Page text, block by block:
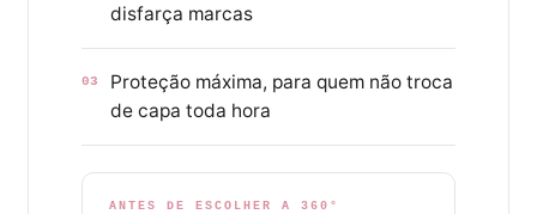
disfarça marcas
03
Proteção máxima, para quem não troca
de capa toda hora
ANTES DE ESCOLHER A 360°